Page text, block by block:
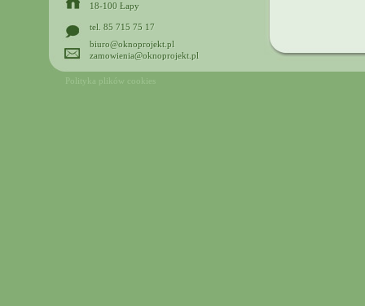
18-100 Łapy
tel. 85 715 75 17
biuro@oknoprojekt.pl
zamowienia@oknoprojekt.pl
Polityka plików cookies